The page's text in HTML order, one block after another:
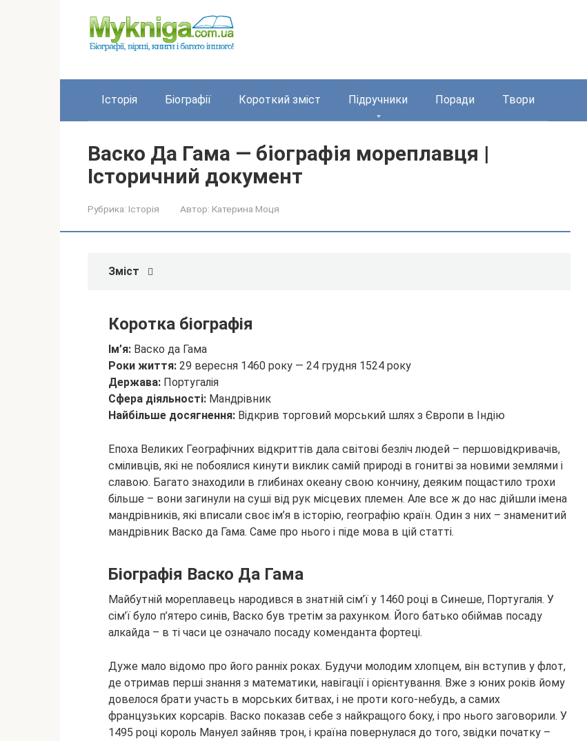
Історія Біографії Короткий зміст Підручники Поради Твори
Васко Да Гама — біографія мореплавця |
Історичний документ
Рубрика: Історія Автор: Катерина Моця
Зміст
Коротка біографія
Ім’я: Васко да Гама
Роки життя: 29 вересня 1460 року — 24 грудня 1524 року
Держава: Португалія
Сфера діяльності: Мандрівник
Найбільше досягнення: Відкрив торговий морський шлях з Європи в Індію
Епоха Великих Географічних відкриттів дала світові безліч людей – першовідкривачів,
сміливців, які не побоялися кинути виклик самій природі в гонитві за новими землями і
славою. Багато знаходили в глибинах океану свою кончину, деяким пощастило трохи
більше – вони загинули на суші від рук місцевих племен. Але все ж до нас дійшли імена
мандрівників, які вписали своє ім’я в історію, географію країн. Один з них – знаменитий
мандрівник Васко да Гама. Саме про нього і піде мова в цій статті.
Біографія Васко Да Гама
Майбутній мореплавець народився в знатній сім’ї у 1460 році в Синеше, Португалія. У
сім’ї було п’ятеро синів, Васко був третім за рахунком. Його батько обіймав посаду
алкайда – в ті часи це означало посаду коменданта фортеці.
Дуже мало відомо про його ранніх роках. Будучи молодим хлопцем, він вступив у флот,
де отримав перші знання з математики, навігації і орієнтування. Вже з юних років йому
довелося брати участь в морських битвах, і не проти кого-небудь, а самих
французьких корсарів. Васко показав себе з найкращого боку, і про нього заговорили. У
1495 році король Мануел зайняв трон, і країна повернулася до того, звідки початку –